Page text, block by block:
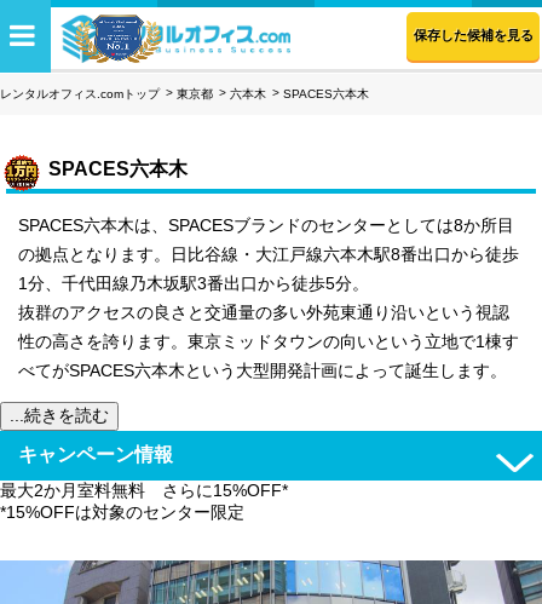
保存した候補を見る
レンタルオフィス.comトップ 東京都 六本木 SPACES六本木
SPACES六本木
SPACES六本木は、SPACESブランドのセンターとしては8か所目
の拠点となります。日比谷線・大江戸線六本木駅8番出口から徒歩
1分、千代田線乃木坂駅3番出口から徒歩5分。
抜群のアクセスの良さと交通量の多い外苑東通り沿いという視認
性の高さを誇ります。東京ミッドタウンの向いという立地で1棟す
べてがSPACES六本木という大型開発計画によって誕生します。
...続きを読む
キャンペーン情報
最大2か月室料無料 さらに15%OFF*
*15%OFFは対象のセンター限定